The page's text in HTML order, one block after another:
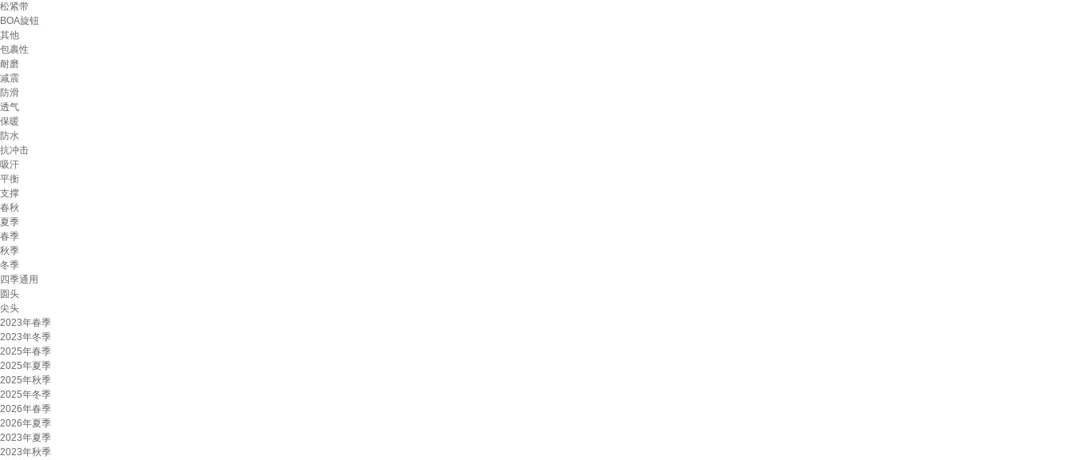
松紧带
BOA旋钮
其他
包裹性
耐磨
减震
防滑
透气
保暖
防水
抗冲击
吸汗
平衡
支撑
春秋
夏季
春季
秋季
冬季
四季通用
圆头
尖头
2023年春季
2023年冬季
2025年春季
2025年夏季
2025年秋季
2025年冬季
2026年春季
2026年夏季
2023年夏季
2023年秋季